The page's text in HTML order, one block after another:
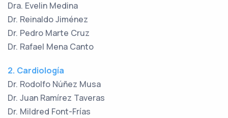
Dra. Evelin Medina
Dr. Reinaldo Jiménez
Dr. Pedro Marte Cruz
Dr. Rafael Mena Canto
2. Cardiología
Dr. Rodolfo Núñez Musa
Dr. Juan Ramírez Taveras
Dr. Mildred Font-Frías